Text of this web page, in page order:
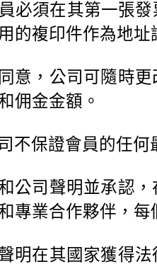
必須在其第一張
的複印件作為地址
意，公司可隨時
佣金金額。
不保證會員的任何
公司聲明並承認
專業合作夥伴，
明在其國家獲得